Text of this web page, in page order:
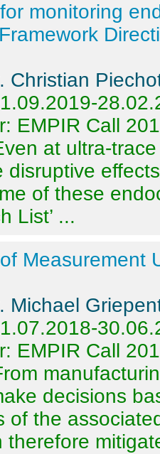
monitoring
Christian
EMPIR Call
at ultra-
disruptive
of these
List’ ...
Measurement
Michael
EMPIR Call
decisions
of the
therefore